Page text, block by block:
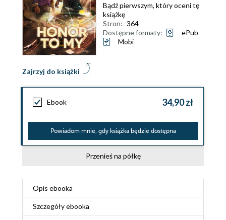
Zajrzyj do książki
Bądź pierwszym, który oceni tę
książkę
Stron: 364
Dostępne formaty:
ePub
Mobi
Ebook 34,90 zł
Powiadom mnie, gdy książka będzie dostępna
Przenieś na półkę
Opis ebooka
Szczegółyebooka